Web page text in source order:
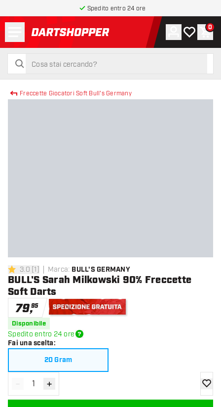
Spedito entro 24 ore
torna alla home page
cerca
cerca
Account
La mia0
Freccette Giocatori Soft Bull's Germany
3 stelle di valutazione
3.0 [1] Marca: BULL'S GERMANY
BULL'S Sarah Milkowski 90% Freccette
Soft Darts
79,95
Disponibile
Spedito entro 24 ore
Fai una scelta:
20 Gram
Diminuisci quantità
- Aumenta quantità
+